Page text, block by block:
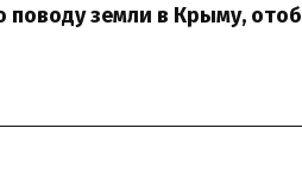
поводу земли в Крыму,